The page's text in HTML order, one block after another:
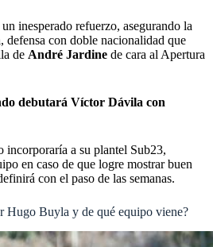
inesperado refuerzo, asegurando la
, defensa con doble nacionalidad que
de André Jardine de cara al Apertura
debutará Víctor Dávila con
incorporaría a su plantel Sub23,
en caso de que logre mostrar buen
con el paso de las semanas.
Hugo Buyla y de qué equipo viene?